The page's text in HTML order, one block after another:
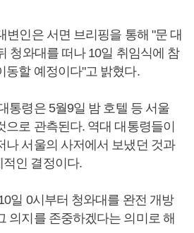
변인은 서면 브리핑을 통해 "문 대
청와대를 떠나 10일 취임식에 참
동할 예정이다"고 밝혔다.
통령은 5월9일 밤 호텔 등 서울
로 관측된다. 역대 대통령들이
나 서울의 사저에서 보냈던 것과
인 결정이다.
일 0시부터 청와대를 완전 개방
의지를 존중하겠다는 의미로 해